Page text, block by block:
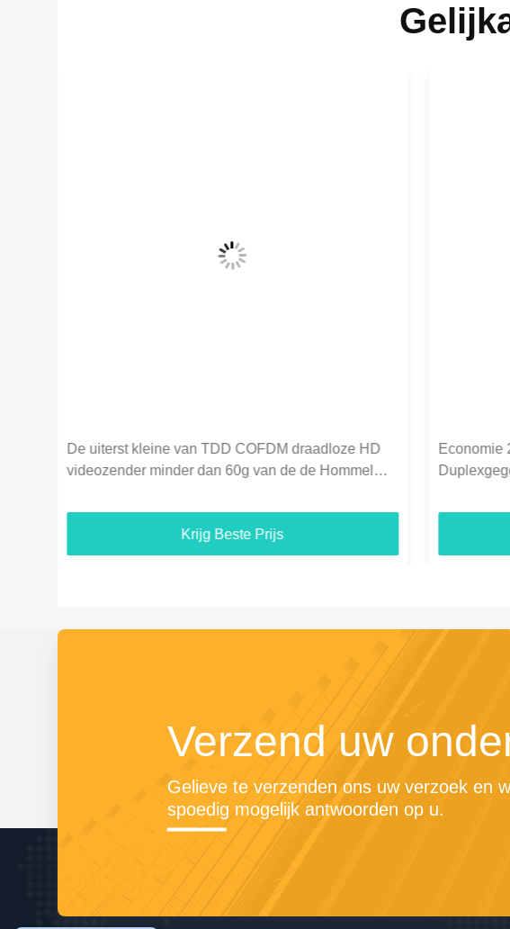
Economie 2.4G 5km 720P-UAV Video &
Duplexgegevens van de Hommel de Videozender
Krijg Beste Prijs
C50HPT
Video
Verzend uw
Gelieve te verzenden ons uw verzoek en
spoedig mogelijk antwoorden op u.